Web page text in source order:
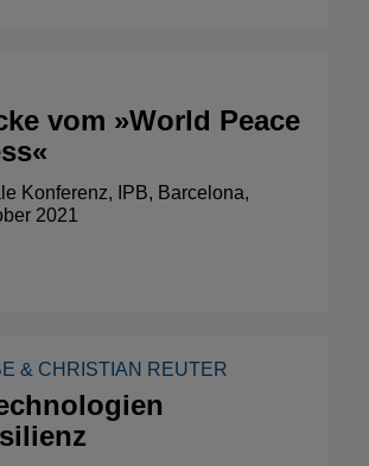
vom »World Peace
Konferenz, IPB, Barcelona,
2021
& CHRISTIAN REUTER